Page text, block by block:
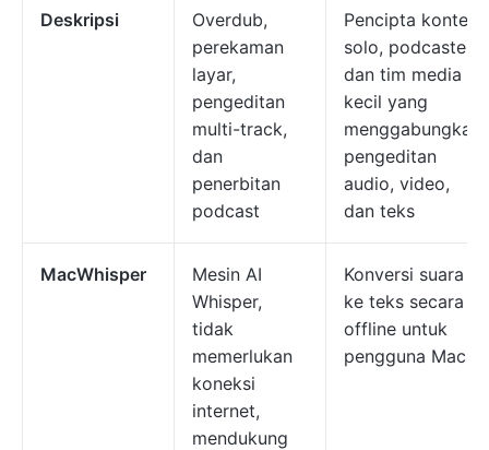
Deskripsi
Overdub,
perekaman
layar,
pengeditan
multi-track,
dan
penerbitan
podcast
Pencipta konten
solo, podcaster,
dan tim media
kecil yang
menggabungkan
pengeditan
audio, video,
dan teks
MacWhisper
Mesin AI
Whisper,
tidak
memerlukan
koneksi
internet,
mendukung
Konversi suara
ke teks secara
offline untuk
pengguna Mac